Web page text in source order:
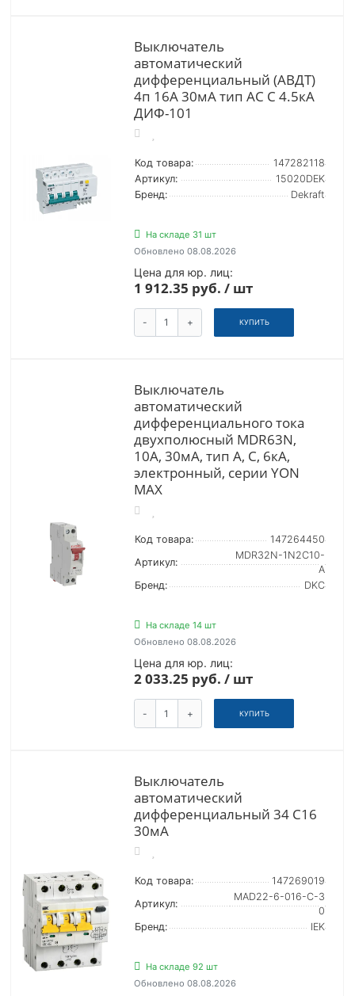
Выключатель
автоматический
дифференциальный (АВДТ)
4п 16А 30мА тип AC С 4.5кА
ДИФ-101
Код товара:
147282118
Артикул:
15020DEK
Бренд:
Dekraft
На складе 31 шт
Обновлено 08.08.2026
Цена для юр. лиц:
1 912.35 руб. / шт
- + КУПИТЬ
Выключатель
автоматический
дифференциального тока
двухполюсный MDR63N,
10А, 30мА, тип A, C, 6кА,
электронный, серии YON
MAX
Код товара:
147264450
Артикул:
MDR32N-1N2C10-
A
Бренд:
DKC
На складе 14 шт
Обновлено 08.08.2026
Цена для юр. лиц:
2 033.25 руб. / шт
- + КУПИТЬ
Выключатель
автоматический
дифференциальный 34 C16
30мА
Код товара:
147269019
Артикул:
MAD22-6-016-C-3
0
Бренд:
IEK
На складе 92 шт
Обновлено 08.08.2026